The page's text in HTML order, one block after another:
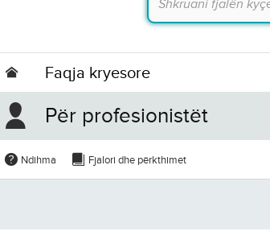
Faqja kryesore
Për profesionistët
Ndihma Fjalori dhe përkthimet